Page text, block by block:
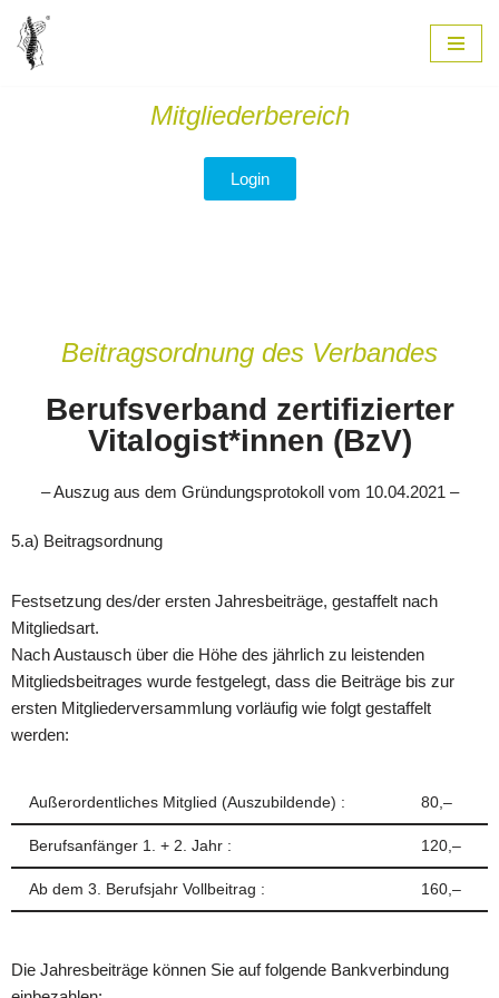
Zum
Mitgliederbereich
Login
Beitragsordnung des Verbandes
Berufsverband zertifizierter
Vitalogist*innen (BzV)
– Auszug aus dem Gründungsprotokoll vom 10.04.2021 –
5.a) Beitragsordnung
Festsetzung des/der ersten Jahresbeiträge, gestaffelt nach
Mitgliedsart.
Nach Austausch über die Höhe des jährlich zu leistenden
Mitgliedsbeitrages wurde festgelegt, dass die Beiträge bis zur
ersten Mitgliederversammlung vorläufig wie folgt gestaffelt
werden:
Außerordentliches Mitglied (Auszubildende) : 80,–
Berufsanfänger 1. + 2. Jahr : 120,–
Ab dem 3. Berufsjahr Vollbeitrag : 160,–
Die Jahresbeiträge können Sie auf folgende Bankverbindung